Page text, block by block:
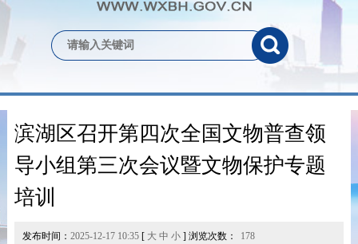
滨湖区召开第四次全国文物普查领
导小组第三次会议暨文物保护专题
培训
发布时间： 2025-12-17 10:35[ 大 中 小] 浏览次数： 178